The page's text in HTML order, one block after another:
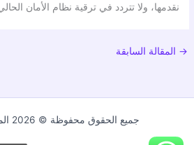
نقدمها، ولا تتردد في ترقية نظام الأمان
→ المقالة السابقة
جميع الحقوق محفوظة © 2026 المتحدة للكاميرات